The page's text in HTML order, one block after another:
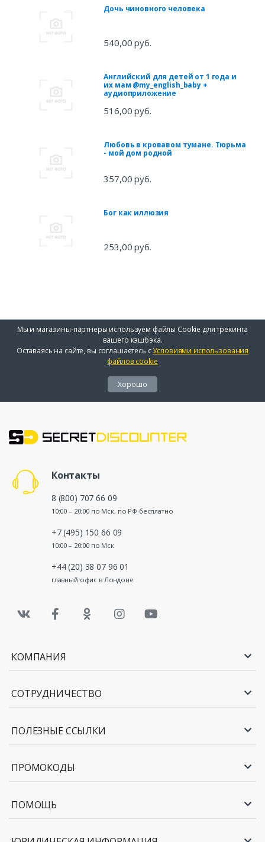
Дочь чиновного человека
540,00 руб.
Английский для детей от 1 года и
их мам @my_english_baby +
аудиоприложение
516,00 руб.
Любовь в кровавом тумане. Тюрьма
- мой дом родной
357,00 руб.
Бог как иллюзия
253,00 руб.
Мы и магазины-партнеры используем файлы Cookie для трекинга
вашего кэшбэка.
Оставаясь на сайте, вы соглашаетесь сУсловиями использования
файлов cookie
Хорошо
Контакты
8 (800) 707 66 09
10:00 – 20:00 по Мск, по РФ бесплатно
+7 (495) 150 66 09
10:00 – 20:00 по Мск
+44 (20) 38 07 96 01
главный офис в Лондоне
КОМПАНИЯ
СОТРУДНИЧЕСТВО
ПОЛЕЗНЫЕ ССЫЛКИ
ПРОМОКОДЫ
ПОМОЩЬ